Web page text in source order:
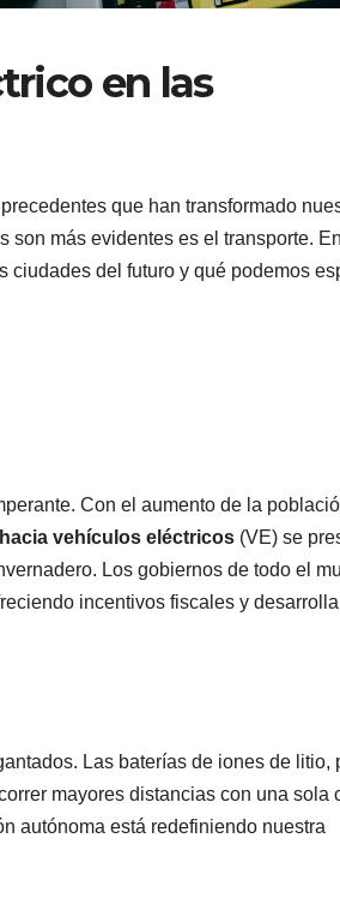
en las
que han transformado
más evidentes es el transporte.
ciudades del futuro y qué podemos
Con el aumento de la
vehículos eléctricos (VE) se
Los gobiernos de todo el
incentivos fiscales y
Las baterías de iones de litio,
mayores distancias con una sola
autónoma está redefiniendo nuestra